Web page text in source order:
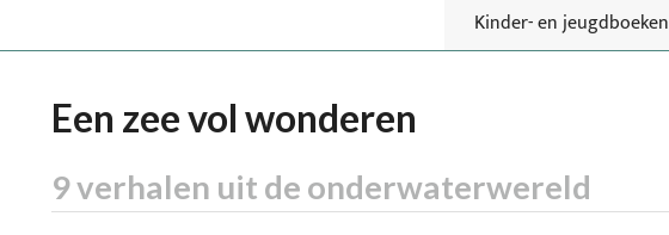
Kinder- en jeugdboeken
Een zee vol wonderen
9 verhalen uit de onderwaterwereld